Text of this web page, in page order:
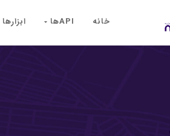
خانه API‌ها ابزارها